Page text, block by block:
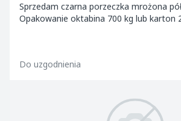
Sprzedam czarna porzeczka mrożona
Opakowanie oktabina 700 kg lub karton
Do uzgodnienia